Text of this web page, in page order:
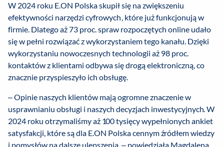
W 2024 roku E.ON Polska skupił się na zwiększeniu
efektywności narzędzi cyfrowych, które już funkcjonują w
firmie. Dlatego aż 73 proc. spraw rozpoczętych online udało
się w pełni rozwiązać z wykorzystaniem tego kanału. Dzięki
wykorzystaniu nowoczesnych technologii aż 98 proc.
kontaktów z klientami odbywa się drogą elektroniczną, co
znacznie przyspieszyło ich obsługę.
– Opinie naszych klientów mają ogromne znaczenie w
usprawnianiu obsługi i naszych decyzjach inwestycyjnych. W
2024 roku otrzymaliśmy aż 100 tysięcy wypełnionych ankiet
satysfakcji, które są dla E.ON Polska cennym źródłem wiedzy
i pomysłów na dalsze ulepszenia – powiedziała Magdalena